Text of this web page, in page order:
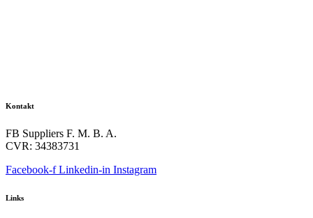
Kontakt
FB Suppliers F. M. B. A.
CVR: 34383731
Facebook-f Linkedin-in Instagram
Links